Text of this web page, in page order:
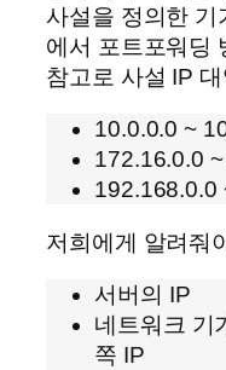
사설을 정의한 기
에서 포트포워딩
참고로 사설 IP
10.0.0.0 ~
172.16.0.0
192.168.0.0
저희에게 알려줘
서버의 IP
네트워크 기
쪽 IP